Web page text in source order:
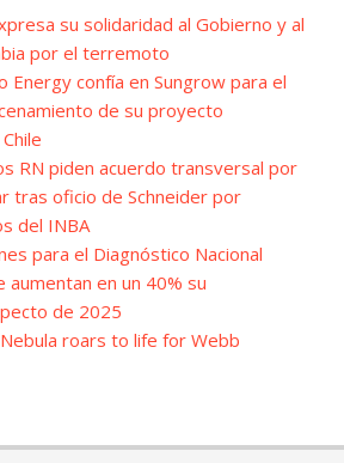
su solidaridad al Gobierno y al
por el terremoto
Energy confía en Sungrow para el
de su proyecto
RN piden acuerdo transversal por
tras oficio de Schneider por
del INBA
para el Diagnóstico Nacional
aumentan en un 40% su
de 2025
roars to life for Webb